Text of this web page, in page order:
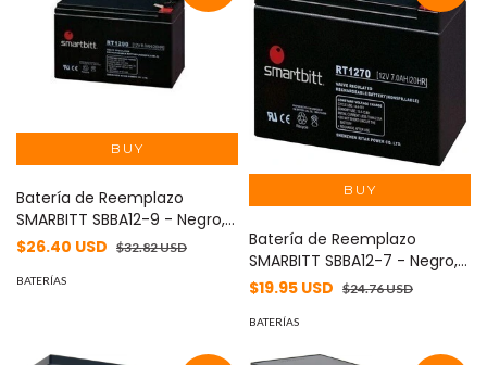
Batería de Reemplazo
SMARBITT SBBA12-9 - Negro,
12 V, 9 AH
$26.40 USD $32.82 USD
BATERÍAS
Batería de Reemplazo
SMARBITT SBBA12-7 - Negro,
12 V, 7 Ah
$19.95 USD $24.76 USD
BATERÍAS